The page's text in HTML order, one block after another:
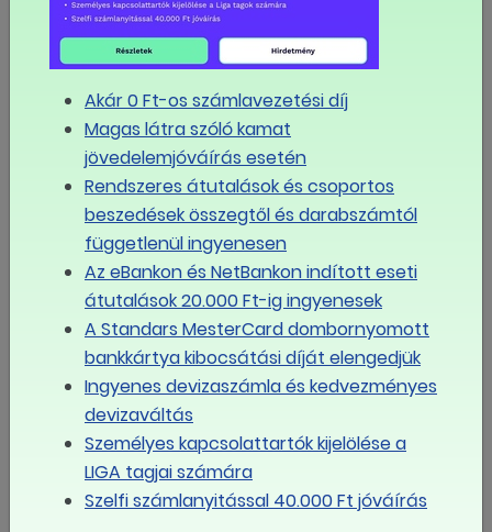
MÉG TÖBB
Eseménynaptár
augusztus
2026
Ke Sze Csü
28 29 30 31 1
4 5 6 7 8
11 12 13 14 15
18 19 20 21 22
Akár 0 Ft-os számlavezetési díj
Magas látra szóló kamat
jövedelemjóváírás esetén
Rendszeres átutalások és csoportos
beszedések összegtől és darabszámtól
függetlenül ingyenesen
Az eBankon és NetBankon indított eseti
átutalások 20.000 Ft-ig ingyenesek
A Standars MesterCard dombornyomott
bankkártya kibocsátási díját elengedjük
Ingyenes devizaszámla és kedvezményes
devizaváltás
Személyes kapcsolattartók kijelölése a
LIGA tagjai számára
Szelfi számlanyitással 40.000 Ft jóváírás